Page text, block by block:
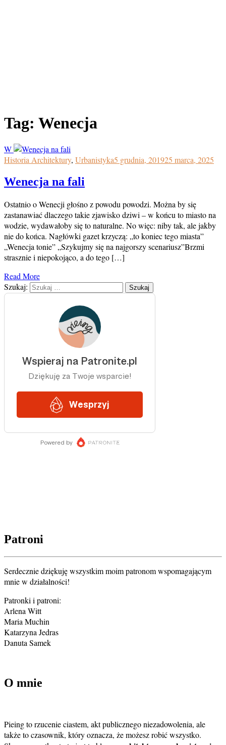
Tag: Wenecja
W
Historia Architektury, Urbanistyka5 grudnia, 201925 marca, 2025
Wenecja na fali
Ostatnio o Wenecji głośno z powodu powodzi. Można by się
zastanawiać dlaczego takie zjawisko dziwi – w końcu to miasto na
wodzie, wydawałoby się to naturalne. No więc: niby tak, ale jakby
nie do końca. Nagłówki gazet krzyczą: „to koniec tego miasta”
„Wenecja tonie” „Szykujmy się na najgorszy scenariusz”Brzmi
strasznie i niepokojąco, a do tego […]
Read More
Szukaj:
Patroni
Serdecznie dziękuję wszystkim moim patronom wspomagającym
mnie w działalności!
Patronki i patroni:
Arlena Witt
Maria Muchin
Katarzyna Jedras
Danuta Samek
O mnie
Pieing to rzucenie ciastem, akt publicznego niezadowolenia, ale
także to czasownik, który oznacza, że możesz robić wszystko.